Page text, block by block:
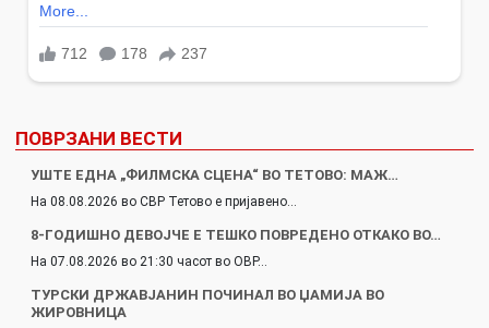
ПОВРЗАНИ ВЕСТИ
УШТЕ ЕДНА „ФИЛМСКА СЦЕНА“ ВО ТЕТОВО: МАЖ…
На 08.08.2026 во СВР Тетово е пријавено…
8-ГОДИШНО ДЕВОЈЧЕ Е ТЕШКО ПОВРЕДЕНО ОТКАКО ВО…
На 07.08.2026 во 21:30 часот во ОВР…
ТУРСКИ ДРЖАВЈАНИН ПОЧИНАЛ ВО ЏАМИЈА ВО
ЖИРОВНИЦА